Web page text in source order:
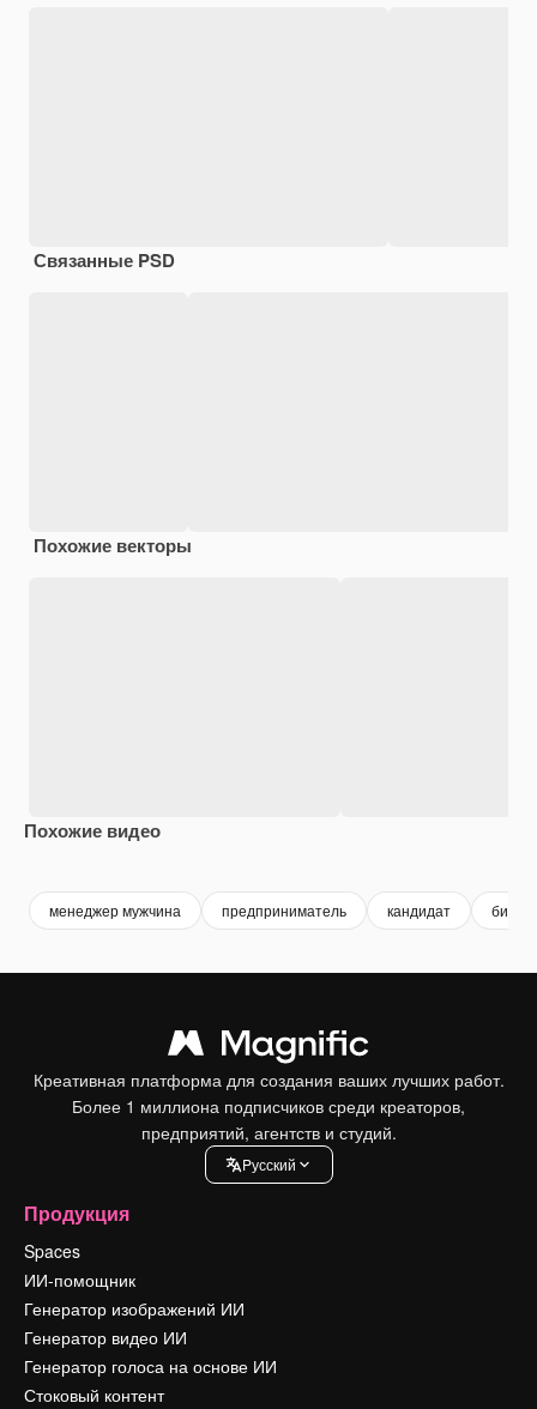
Связанные PSD
Похожие векторы
Похожие видео
менеджер мужчина предприниматель кандидат
Креативная платформа для создания ваших лучших работ.
Более 1 миллиона подписчиков среди креаторов,
предприятий, агентств и студий.
Pусский
Продукция
Spaces
ИИ-помощник
Генератор изображений ИИ
Генератор видео ИИ
Генератор голоса на основе ИИ
Стоковый контент